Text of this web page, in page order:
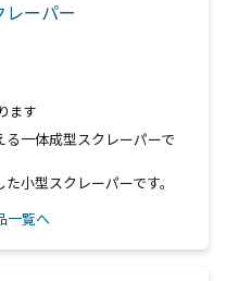
ーパー
ます
一体成型スクレーパーで
小型スクレーパーです。
一覧へ